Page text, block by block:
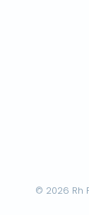
© 2026 Rh